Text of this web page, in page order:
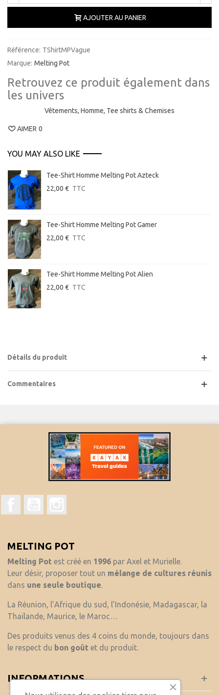
AJOUTER AU PANIER
Référence: TShirtMPVague
Marque: Melting Pot
Retrouvez ce produit également dans
les univers
Vêtements, Homme, Tee shirts & Chemises
AIMER 0
YOU MAY ALSO LIKE
Tee-Shirt Homme Melting Pot Azteck
22,00 € TTC
Tee-Shirt Homme Melting Pot Gamer
22,00 € TTC
Tee-Shirt Homme Melting Pot Alien
22,00 € TTC
Détails du produit
Commentaires
MELTING POT
Melting Pot est créé en 1996 par Axel et Murielle.
Leur désir, proposer tout un mélange de cultures réunis
dans une seule boutique.
La Réunion, l’Afrique du sud, l’Indonésie, Madagascar, la
Thaïlande, Maurice, le Maroc…
Des produits venus des 4 coins du monde, toujours dans
le respect du bon goût et du produit.
INFORMATIONS